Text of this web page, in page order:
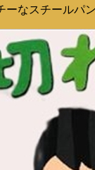
ーなスチールパ